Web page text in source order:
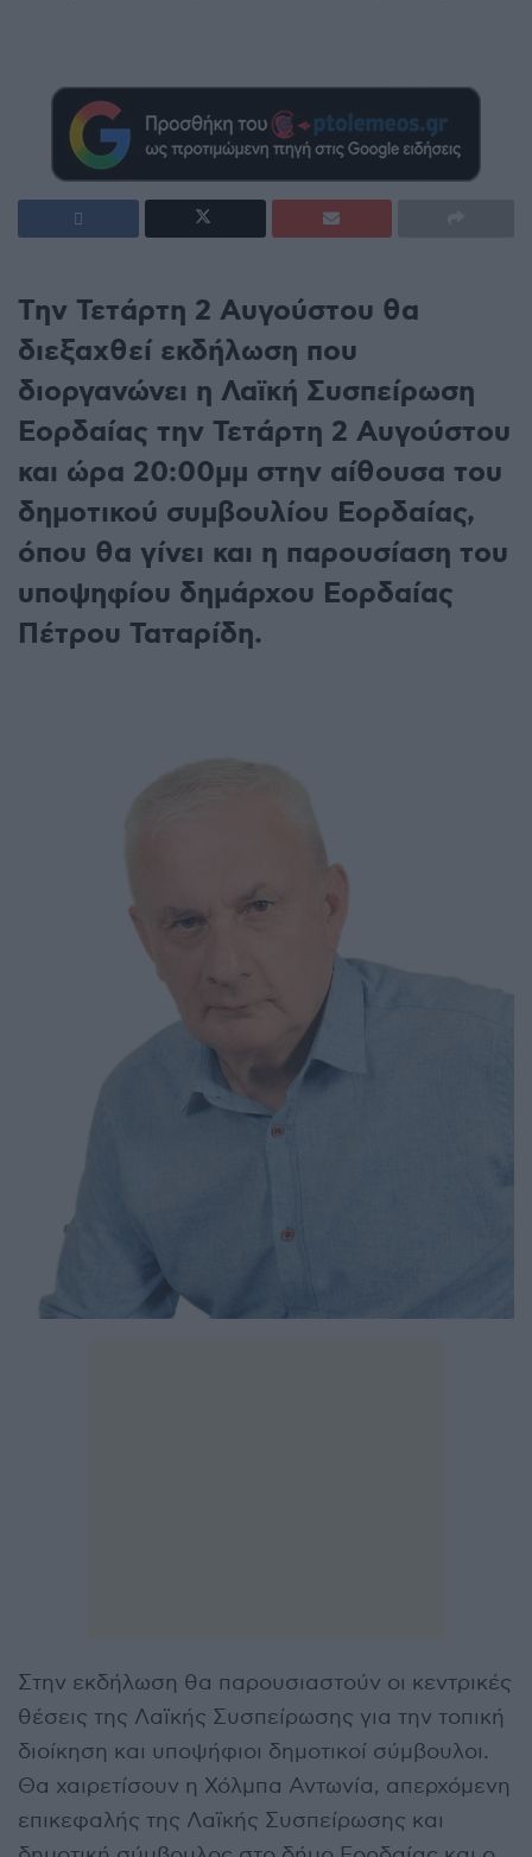
Την Τετάρτη 2 Αυγούστου θα
διεξαχθεί εκδήλωση που
διοργανώνει η Λαϊκή Συσπείρωση
Εορδαίας την Τετάρτη 2 Αυγούστου
και ώρα 20:00μμ στην αίθουσα του
δημοτικού συμβουλίου Εορδαίας,
όπου θα γίνει και η παρουσίαση του
υποψηφίου δημάρχου Εορδαίας
Πέτρου Ταταρίδη.
Στην εκδήλωση θα παρουσιαστούν οι κεντρικές
θέσεις της Λαϊκής Συσπείρωσης για την τοπική
διοίκηση και υποψήφιοι δημοτικοί σύμβουλοι.
Θα χαιρετίσουν η Χόλμπα Αντωνία, απερχόμενη
επικεφαλής της Λαϊκής Συσπείρωσης και